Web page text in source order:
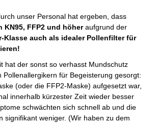
unser Personal hat ergeben, dass
KN95, FFP2 und höheraufgrund der
Klasse auch als idealer Pollenfilter für
hat der sonst so verhasst Mundschutz
Pollenallergikern für Begeisterung gesorgt:
(oder die FFP2-Maske) aufgesetzt war,
innerhalb kürzester Zeit wieder besser
schwächten sich schnell ab und die
signifikant weniger. (Wir haben zu dem